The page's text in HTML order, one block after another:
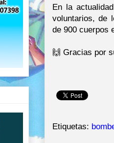
En la
voluntarios, de
de 900 cuerpos
🙌 Gracias por
Etiquetas: